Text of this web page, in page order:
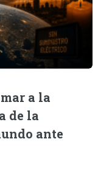
a la
de la
ante